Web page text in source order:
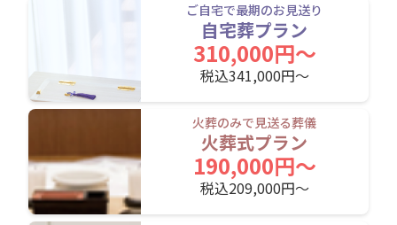
ご自宅で最期のお見送り
自宅葬プラン
310,000円〜
税込341,000円〜
火葬のみで見送る葬儀
火葬式プラン
190,000円〜
税込209,000円〜